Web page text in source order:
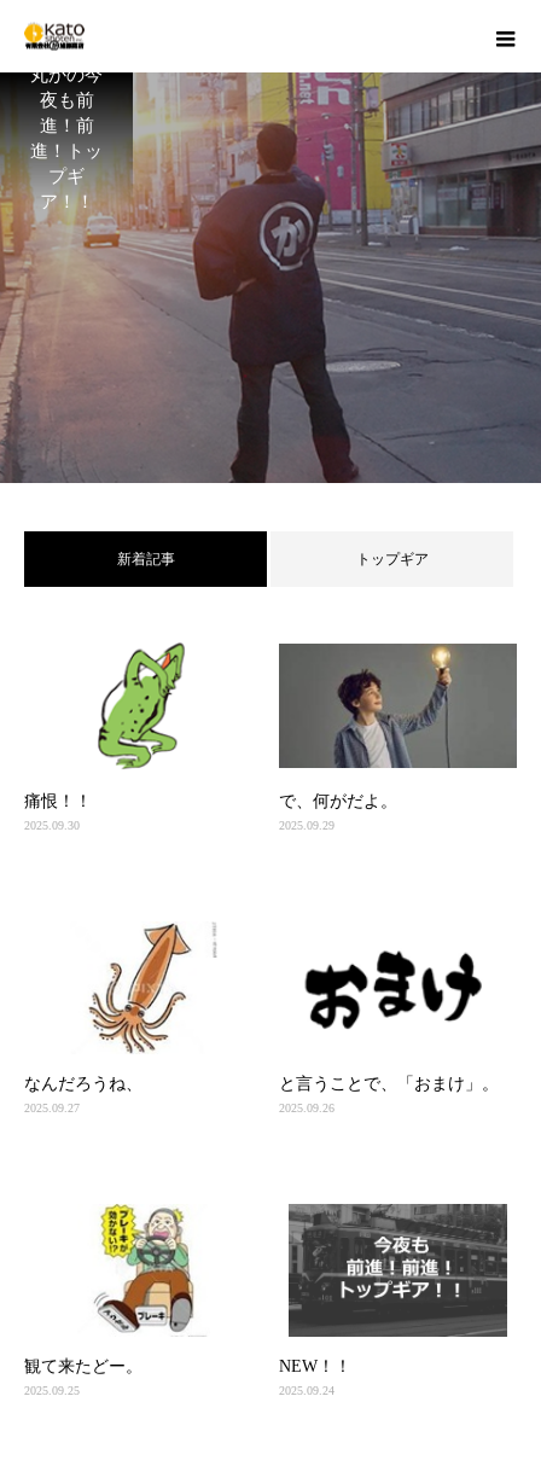
丸かの今
夜も前
進！前
進！トッ
プギ
ア！！
新着記事 トップギア
痛恨！！
2025.09.30
で、何がだよ。
2025.09.29
なんだろうね、
2025.09.27
と言うことで、「おまけ」。
2025.09.26
観て来たどー。
2025.09.25
NEW！！
2025.09.24